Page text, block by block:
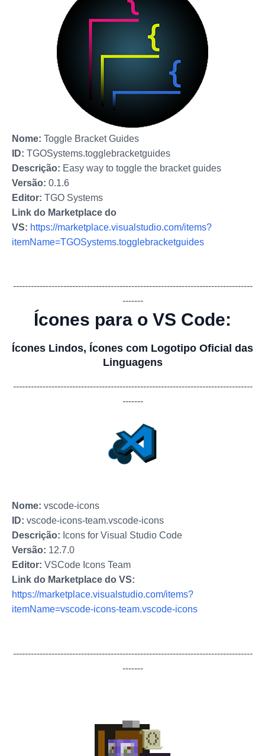
Nome: Toggle Bracket Guides
ID: TGOSystems.togglebracketguides
Descrição: Easy way to toggle the bracket guides
Versão: 0.1.6
Editor: TGO Systems
Link do Marketplace do
VS: https://marketplace.visualstudio.com/items?
itemName=TGOSystems.togglebracketguides
---------------------------------------------------------------------------------
-------
Ícones para o VS Code:
Ícones Lindos, Ícones com Logotipo Oficial das
Linguagens
---------------------------------------------------------------------------------
-------
Nome: vscode-icons
ID: vscode-icons-team.vscode-icons
Descrição: Icons for Visual Studio Code
Versão: 12.7.0
Editor: VSCode Icons Team
Link do Marketplace do VS:
https://marketplace.visualstudio.com/items?
itemName=vscode-icons-team.vscode-icons
---------------------------------------------------------------------------------
-------